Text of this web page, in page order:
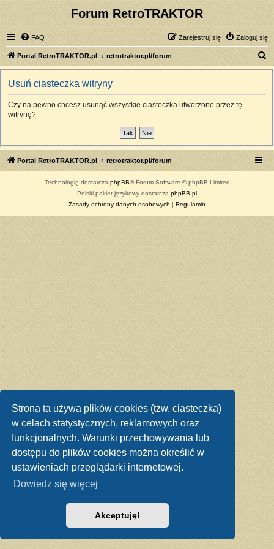
Strona ta używa plików cookies (tzw. ciasteczka)
w celach statystycznych, reklamowych oraz
funkcjonalnych. Warunki przechowywania lub
dostępu do plików cookies można określić w
ustawieniach przeglądarki internetowej.
Dowiedz się więcej
Akceptuję!
Forum RetroTRAKTOR
FAQ Zaloguj się
Zarejestruj się
Portal RetroTRAKTOR.pl retrotraktor.pl/forum
z
Usuń ciasteczka witryny
Czy na pewno chcesz usunąć wszystkie ciasteczka utworzone przez tę
witrynę?
Portal RetroTRAKTOR.pl retrotraktor.pl/forum
Technologię dostarcza phpBB® Forum Software © phpBB Limited
Polski pakiet językowy dostarcza phpBB.pl
Zasady ochrony danych osobowych | Regulamin